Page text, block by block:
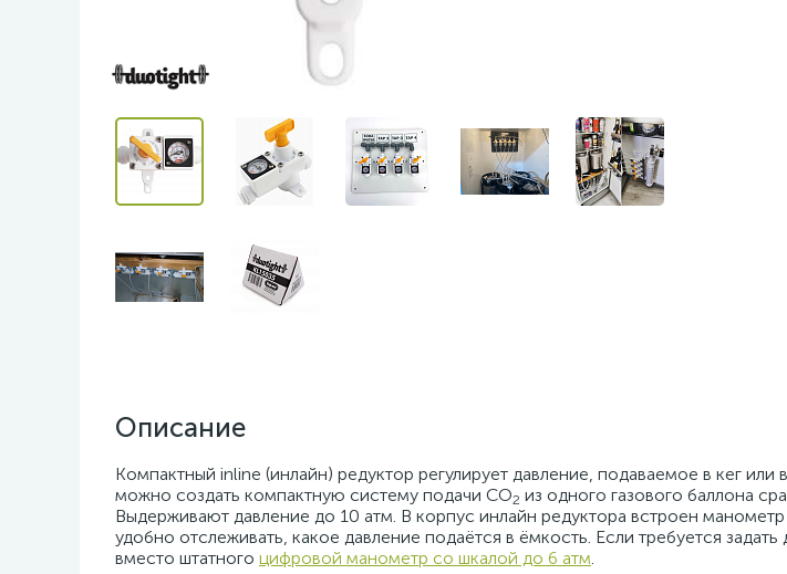
Описание
Компактный inline (инлайн) редуктор регулирует давление, подаваемое в кег
можно создать компактную систему подачи CO2 из одного газового баллона
Выдерживают давление до 10 атм. В корпус инлайн редуктора встроен
удобно отслеживать, какое давление подаётся в ёмкость. Если требуется
вместо штатного цифровой манометр со шкалой до 6 атм.